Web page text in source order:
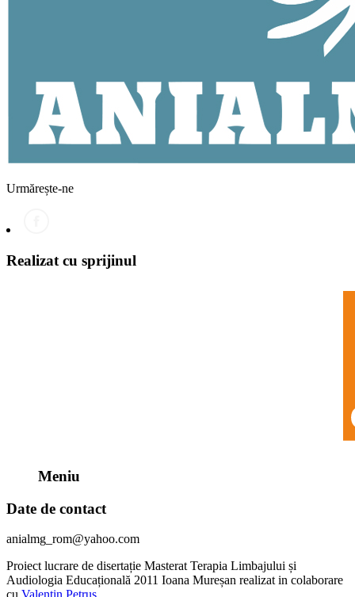
Urmărește-ne
Realizat cu sprijinul
Meniu
Date de contact
anialmg_rom@yahoo.com
Proiect lucrare de disertație Masterat Terapia Limbajului și
Audiologia Educațională 2011 Ioana Mureșan realizat in colaborare